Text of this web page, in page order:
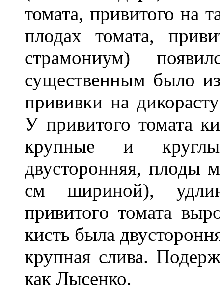
томата, привитого на
плодах томата,
страмониум)
существенным было
прививки на
У привитого томата
крупные и
двусторонняя, плоды
см шириной),
привитого томата
кисть была
крупная слива.
как Лысенко.